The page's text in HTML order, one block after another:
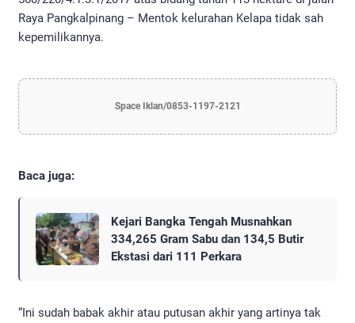
Raya Pangkalpinang – Mentok kelurahan Kelapa tidak sah
kepemilikannya.
Space Iklan/0853-1197-2121
Baca juga:
Kejari Bangka Tengah Musnahkan
334,265 Gram Sabu dan 134,5 Butir
Ekstasi dari 111 Perkara
“Ini sudah babak akhir atau putusan akhir yang artinya tak